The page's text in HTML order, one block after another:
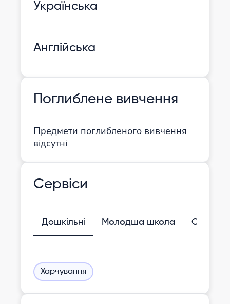
Українська
Англійська
Поглиблене вивчення
Предмети поглибленого вивчення
відсутні
Сервіси
Дошкільні Молодша школа
Харчування